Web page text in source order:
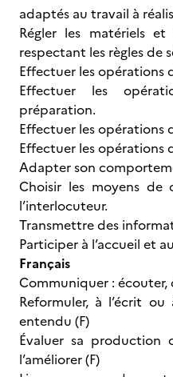
adaptés au travail à
Régler les matériels
respectant les règles de
Effectuer les
Effectuer les
préparation.
Effectuer les opérations
Effectuer les opérations
Adapter son
Choisir les moyens de
l’interlocuteur.
Transmettre des
Participer à l’accueil et
Français
Communiquer : écouter,
Reformuler, à l’écrit
entendu (F)
Évaluer sa
l’améliorer (F)